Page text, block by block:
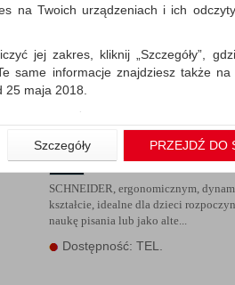
z fibrową końcówką w metalowej
Pióro kulkowe Base Ball
niebieski/czarny
SCHNEIDER, ergonomicznym,
kształcie, idealne dla dzieci
naukę pisania lub jako alte...
Dostępność: TEL.
na Twoich urządzeniach i ich
jej zakres, kliknij „Szczegóły”,
same informacje znajdziesz także
maja 2018.
aby umożliwić prawidłową
naszej strony www, a w
email lub wyświetlenie Państwu
ważna jest Państwa
ją w dowolnym momencie wycofać.
Szczegóły PRZEJDŹ DO